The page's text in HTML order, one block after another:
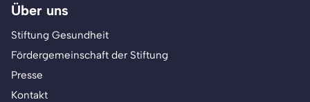
Über uns
Stiftung Gesundheit
Fördergemeinschaft der Stiftung
Presse
Kontakt